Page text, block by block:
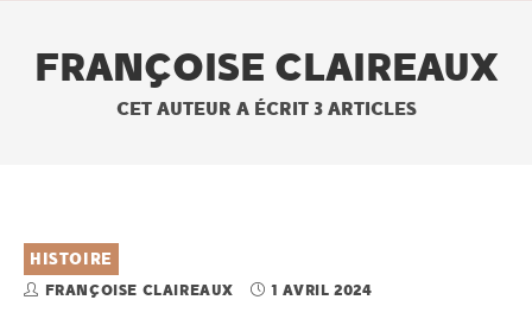
FRANÇOISE CLAIREAUX
CET AUTEUR A ÉCRIT 3 ARTICLES
HISTOIRE
FRANÇOISE CLAIREAUX 1 AVRIL 2024